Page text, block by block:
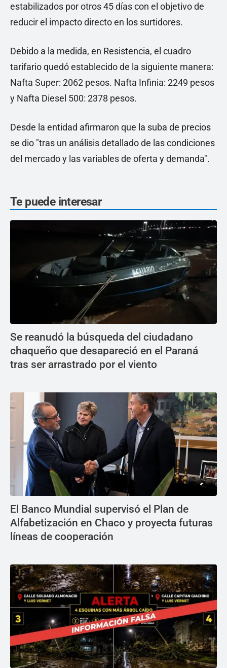
estabilizados por otros 45 días con el objetivo de
reducir el impacto directo en los surtidores.
Debido a la medida, en Resistencia, el cuadro
tarifario quedó establecido de la siguiente manera:
Nafta Super: 2062 pesos. Nafta Infinia: 2249 pesos
y Nafta Diesel 500: 2378 pesos.
Desde la entidad afirmaron que la suba de precios
se dio "tras un análisis detallado de las condiciones
del mercado y las variables de oferta y demanda".
Te puede interesar
Se reanudó la búsqueda del ciudadano
chaqueño que desapareció en el Paraná
tras ser arrastrado por el viento
El Banco Mundial supervisó el Plan de
Alfabetización en Chaco y proyecta futuras
líneas de cooperación